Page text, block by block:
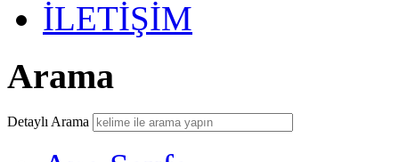
İLETİŞİM
Arama
Detaylı Arama